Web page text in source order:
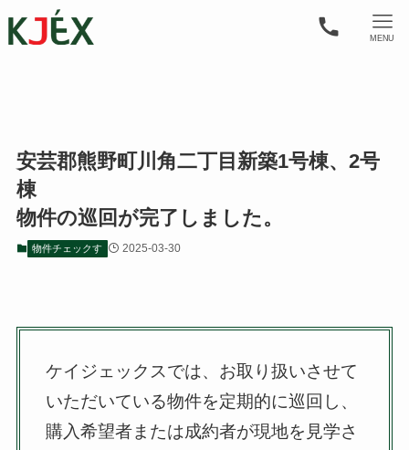
MENU
安芸郡熊野町川角二丁目新築1号棟、2号
棟
物件の巡回が完了しました。
物件チェックす 2025-03-30
ケイジェックスでは、お取り扱いさせて
いただいている物件を定期的に巡回し、
購入希望者または成約者が現地を見学さ